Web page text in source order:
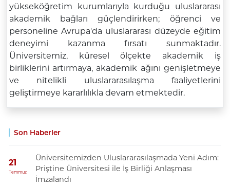
Son Haberler
21
Temmuz
Üniversitemizden Uluslararasılaşmada Yeni Adım:
Priştine Üniversitesi ile İş Birliği Anlaşması
İmzalandı
yükseköğretim kurumlarıyla kurduğu uluslararası
akademik bağları güçlendirirken; öğrenci ve
personeline Avrupa'da uluslararası düzeyde eğitim
deneyimi kazanma fırsatı sunmaktadır.
Üniversitemiz, küresel ölçekte akademik iş
birliklerini artırmaya, akademik ağını genişletmeye
ve nitelikli uluslararasılaşma faaliyetlerini
geliştirmeye kararlılıkla devam etmektedir.